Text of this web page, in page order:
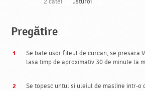
2 catei usturoi
Pregătire
Se bate usor fileul de curcan, se presara
lasa timp de aproximativ 30 de minute la
Se topesc untul si uleiul de masline intr-o